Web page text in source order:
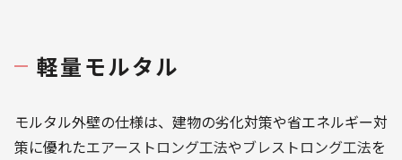
軽量モルタル
モルタル外壁の仕様は、建物の劣化対策や省エネルギー対
策に優れたエアーストロング工法やブレストロング工法を